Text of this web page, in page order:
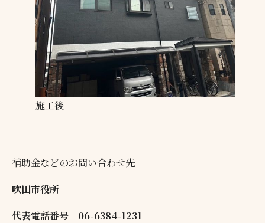
施工後
補助金などのお問い合わせ先
吹田市役所
代表電話番号 06-6384-1231